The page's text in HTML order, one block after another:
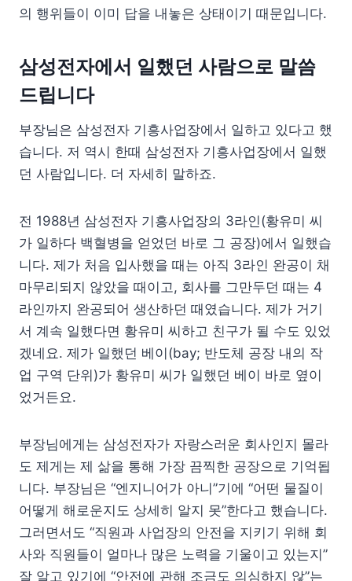
의 행위들이 이미 답을 내놓은 상태이기 때문입니다.
삼성전자에서 일했던 사람으로 말씀
드립니다
부장님은 삼성전자 기흥사업장에서 일하고 있다고 했
습니다. 저 역시 한때 삼성전자 기흥사업장에서 일했
던 사람입니다. 더 자세히 말하죠.
전 1988년 삼성전자 기흥사업장의 3라인(황유미 씨
가 일하다 백혈병을 얻었던 바로 그 공장)에서 일했습
니다. 제가 처음 입사했을 때는 아직 3라인 완공이 채
마무리되지 않았을 때이고, 회사를 그만두던 때는 4
라인까지 완공되어 생산하던 때였습니다. 제가 거기
서 계속 일했다면 황유미 씨하고 친구가 될 수도 있었
겠네요. 제가 일했던 베이(bay; 반도체 공장 내의 작
업 구역 단위)가 황유미 씨가 일했던 베이 바로 옆이
었거든요.
부장님에게는 삼성전자가 자랑스러운 회사인지 몰라
도 제게는 제 삶을 통해 가장 끔찍한 공장으로 기억됩
니다. 부장님은 “엔지니어가 아니”기에 “어떤 물질이
어떻게 해로운지도 상세히 알지 못”한다고 했습니다.
그러면서도 “직원과 사업장의 안전을 지키기 위해 회
사와 직원들이 얼마나 많은 노력을 기울이고 있는지”
잘 알고 있기에 “안전에 관해 조금도 의심하지 않”는